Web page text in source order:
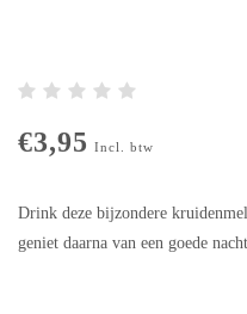
€3,95 Incl. btw
Drink deze bijzondere
geniet daarna van een goede